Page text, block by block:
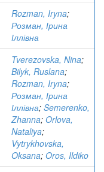
Rozman, Iryna;
Розман, Ірина
Іллівна
Tverezovska, Nina;
Bilyk, Ruslana;
Rozman, Iryna;
Розман, Ірина
Іллівна; Semerenko,
Zhanna; Orlova,
Nataliya;
Vytrykhovska,
Oksana; Oros, Ildiko